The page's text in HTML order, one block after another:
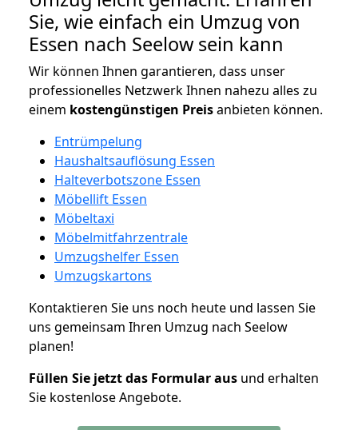
Sie, wie einfach ein Umzug von
Essen nach Seelow sein kann
Wir können Ihnen garantieren, dass unser
professionelles Netzwerk Ihnen nahezu alles zu
einem kostengünstigen Preisanbieten können.
Entrümpelung
Haushaltsauflösung Essen
Halteverbotszone Essen
Möbellift Essen
Möbeltaxi
Möbelmitfahrzentrale
Umzugshelfer Essen
Umzugskartons
Kontaktieren Sie uns noch heute und lassen Sie
uns gemeinsam Ihren Umzug nach Seelow
planen!
Füllen Sie jetzt das Formular aus und erhalten
Sie kostenlose Angebote.